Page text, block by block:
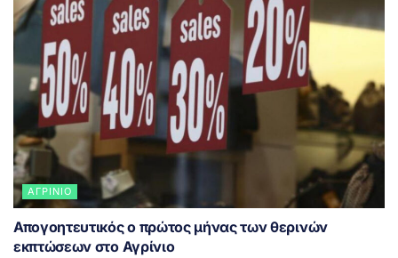
ΑΓΡΊΝΙΟ
Απογοητευτικός ο πρώτος μήνας των θερινών
εκπτώσεων στο Αγρίνιο